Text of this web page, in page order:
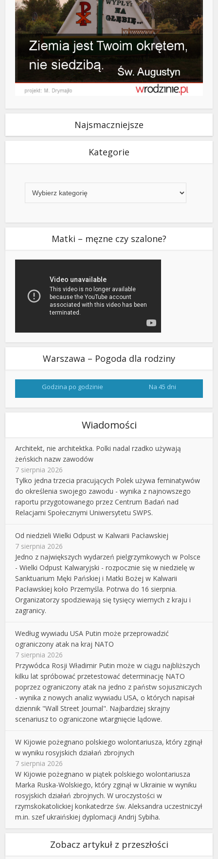
Najsmaczniejsze
Kategorie
Matki – męzne czy szalone?
Warszawa – Pogoda dla rodziny
Godzina po godzinie Na 45 dni
Wiadomości
Architekt, nie architektka. Polki nadal rzadko używają
żeńskich nazw zawodów
7 sierpnia 2026
Tylko jedna trzecia pracujących Polek używa feminatywów
do określenia swojego zawodu - wynika z najnowszego
raportu przygotowanego przez Centrum Badań nad
Relacjami Społecznymi Uniwersytetu SWPS.
Od niedzieli Wielki Odpust w Kalwarii Pacławskiej
7 sierpnia 2026
Jedno z największych wydarzeń pielgrzymkowych w Polsce
- Wielki Odpust Kalwaryjski - rozpocznie się w niedzielę w
Sanktuarium Męki Pańskiej i Matki Bożej w Kalwarii
Pacławskiej koło Przemyśla. Potrwa do 16 sierpnia.
Organizatorzy spodziewają się tysięcy wiernych z kraju i
zagranicy.
Według wywiadu USA Putin może przeprowadzić
ograniczony atak na kraj NATO
7 sierpnia 2026
Przywódca Rosji Władimir Putin może w ciągu najbliższych
kilku lat spróbować przetestować determinację NATO
poprzez ograniczony atak na jedno z państw sojuszniczych
- wynika z nowych analiz wywiadu USA, o których napisał
dziennik "Wall Street Journal". Najbardziej skrajny
scenariusz to ograniczone wtargnięcie lądowe.
W Kijowie pożegnano polskiego wolontariusza, który zginął
w wyniku rosyjskich działań zbrojnych
7 sierpnia 2026
W Kijowie pożegnano w piątek polskiego wolontariusza
Marka Ruska-Wolskiego, który zginął w Ukrainie w wyniku
rosyjskich działań zbrojnych. W uroczystości w
rzymskokatolickiej konkatedrze św. Aleksandra uczestniczył
m.in. szef ukraińskiej dyplomacji Andrij Sybiha.
Zobacz artykuł z przeszłości